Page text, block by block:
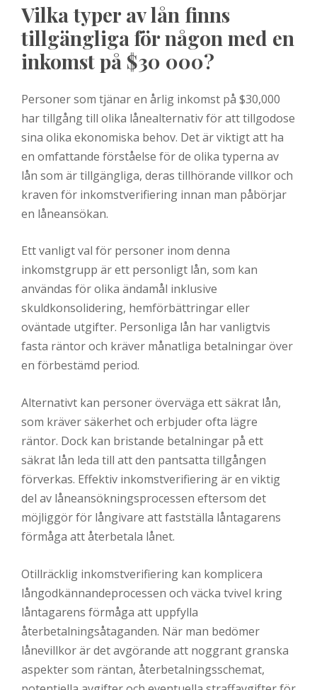
Vilka typer av lån finns
tillgängliga för någon med en
inkomst på $30 000?
Personer som tjänar en årlig inkomst på $30,000
har tillgång till olika lånealternativ för att tillgodose
sina olika ekonomiska behov. Det är viktigt att ha
en omfattande förståelse för de olika typerna av
lån som är tillgängliga, deras tillhörande villkor och
kraven för inkomstverifiering innan man påbörjar
en låneansökan.
Ett vanligt val för personer inom denna
inkomstgrupp är ett personligt lån, som kan
användas för olika ändamål inklusive
skuldkonsolidering, hemförbättringar eller
oväntade utgifter. Personliga lån har vanligtvis
fasta räntor och kräver månatliga betalningar över
en förbestämd period.
Alternativt kan personer överväga ett säkrat lån,
som kräver säkerhet och erbjuder ofta lägre
räntor. Dock kan bristande betalningar på ett
säkrat lån leda till att den pantsatta tillgången
förverkas. Effektiv inkomstverifiering är en viktig
del av låneansökningsprocessen eftersom det
möjliggör för långivare att fastställa låntagarens
förmåga att återbetala lånet.
Otillräcklig inkomstverifiering kan komplicera
långodkännandeprocessen och väcka tvivel kring
låntagarens förmåga att uppfylla
återbetalningsåtaganden. När man bedömer
lånevillkor är det avgörande att noggrant granska
aspekter som räntan, återbetalningsschemat,